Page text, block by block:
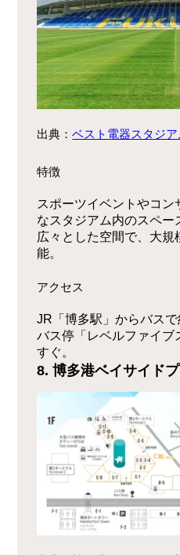
出典：ベスト電器スタジア
特徴
スポーツイベントやコ
なスタジアム内のスペー
広々とした空間で、大
能。
アクセス
JR「博多駅」からバスで
バス停「レベルファイブ
すぐ。
8. 博多港ベイサイド